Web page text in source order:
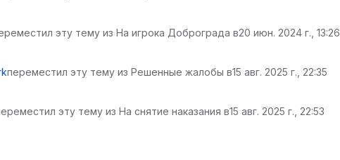
эту тему из На игрока Доброграда в20 июн. 2024 г., 13:26
переместил эту тему из Решенные жалобы в15 авг. 2025 г., 22:35
эту тему из На снятие наказания в15 авг. 2025 г., 22:53